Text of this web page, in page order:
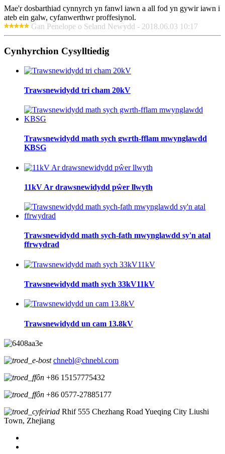
Mae'r dosbarthiad cynnyrch yn fanwl iawn a all fod yn gywir iawn i
ateb ein galw, cyfanwerthwr proffesiynol.
Gan Penelope o Seland Newydd - 2018.06.03 10:17
Cynhyrchion Cysylltiedig
Trawsnewidydd tri cham 20kV
Trawsnewidydd math sych gwrth-fflam mwynglawdd
KBSG
11kV Ar drawsnewidydd pŵer llwyth
Trawsnewidydd math sych-fath mwynglawdd sy'n atal
ffrwydrad
Trawsnewidydd math sych 33kV11kV
Trawsnewidydd un cam 13.8kV
chnebl@chnebl.com
+86 15157775432
+86 0577-27885177
Rhif 555 Chezhang Road Yueqing City Liushi
Town, Zhejiang